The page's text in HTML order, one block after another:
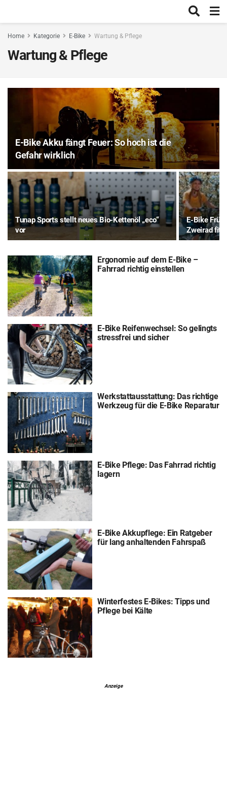
Home Kategorie E-Bike Wartung & Pflege
Wartung & Pflege
E-Bike Akku fängt Feuer: So hoch ist die
Gefahr wirklich
Tunap Sports stellt neues Bio-Kettenöl „eco“
vor
E-Bike
Zweirad fit
Ergonomie auf dem E-Bike –
Fahrrad richtig einstellen
E-Bike Reifenwechsel: So gelingts
stressfrei und sicher
Werkstattausstattung: Das richtige
Werkzeug für die E-Bike Reparatur
E-Bike Pflege: Das Fahrrad richtig
lagern
E-Bike Akkupflege: Ein Ratgeber
für lang anhaltenden Fahrspaß
Winterfestes E-Bikes: Tipps und
Pflege bei Kälte
Anzeige